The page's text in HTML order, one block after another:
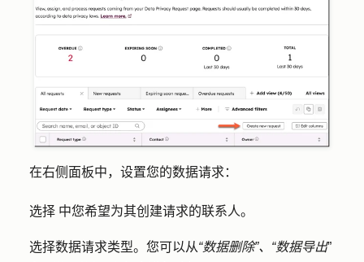
在右侧面板中，设置您的数据请求：
选择 中您希望为其创建请求的联系人。
选择数据请求类型。您可以从“数据删除”、“数据导出”